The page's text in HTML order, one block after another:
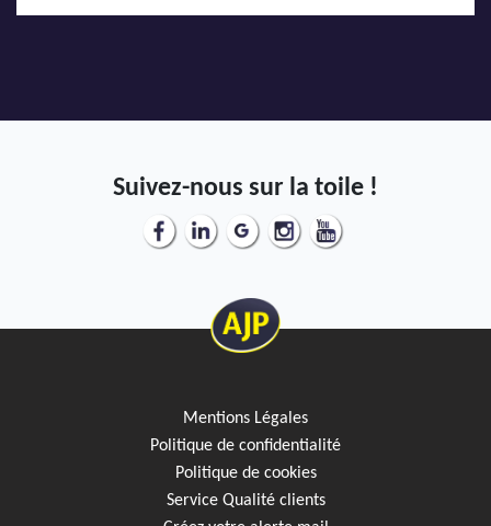
Suivez-nous sur la toile !
Mentions Légales
Politique de confidentialité
Politique de cookies
Service Qualité clients